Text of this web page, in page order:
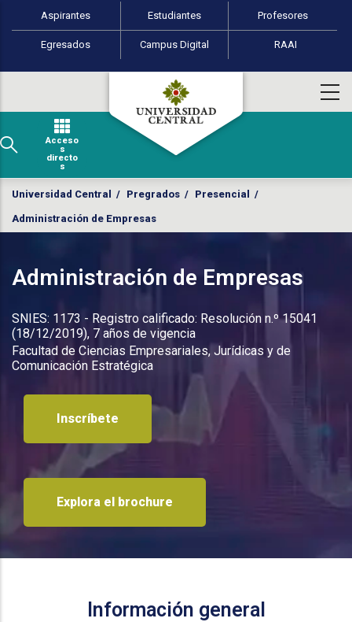
Pasar al contenido principal
Perfiles de usuario
Aspirantes Estudiantes Profesores
Egresados Campus Digital RAAI
Acceso
s
directo
s
Universidad Central / Pregrados / Presencial /
Administración de Empresas
Administración de Empresas
SNIES: 1173 - Registro calificado: Resolución n.º 15041
(18/12/2019), 7 años de vigencia
Facultad de Ciencias Empresariales, Jurídicas y de
Comunicación Estratégica
Inscríbete
Explora el brochure
Información general